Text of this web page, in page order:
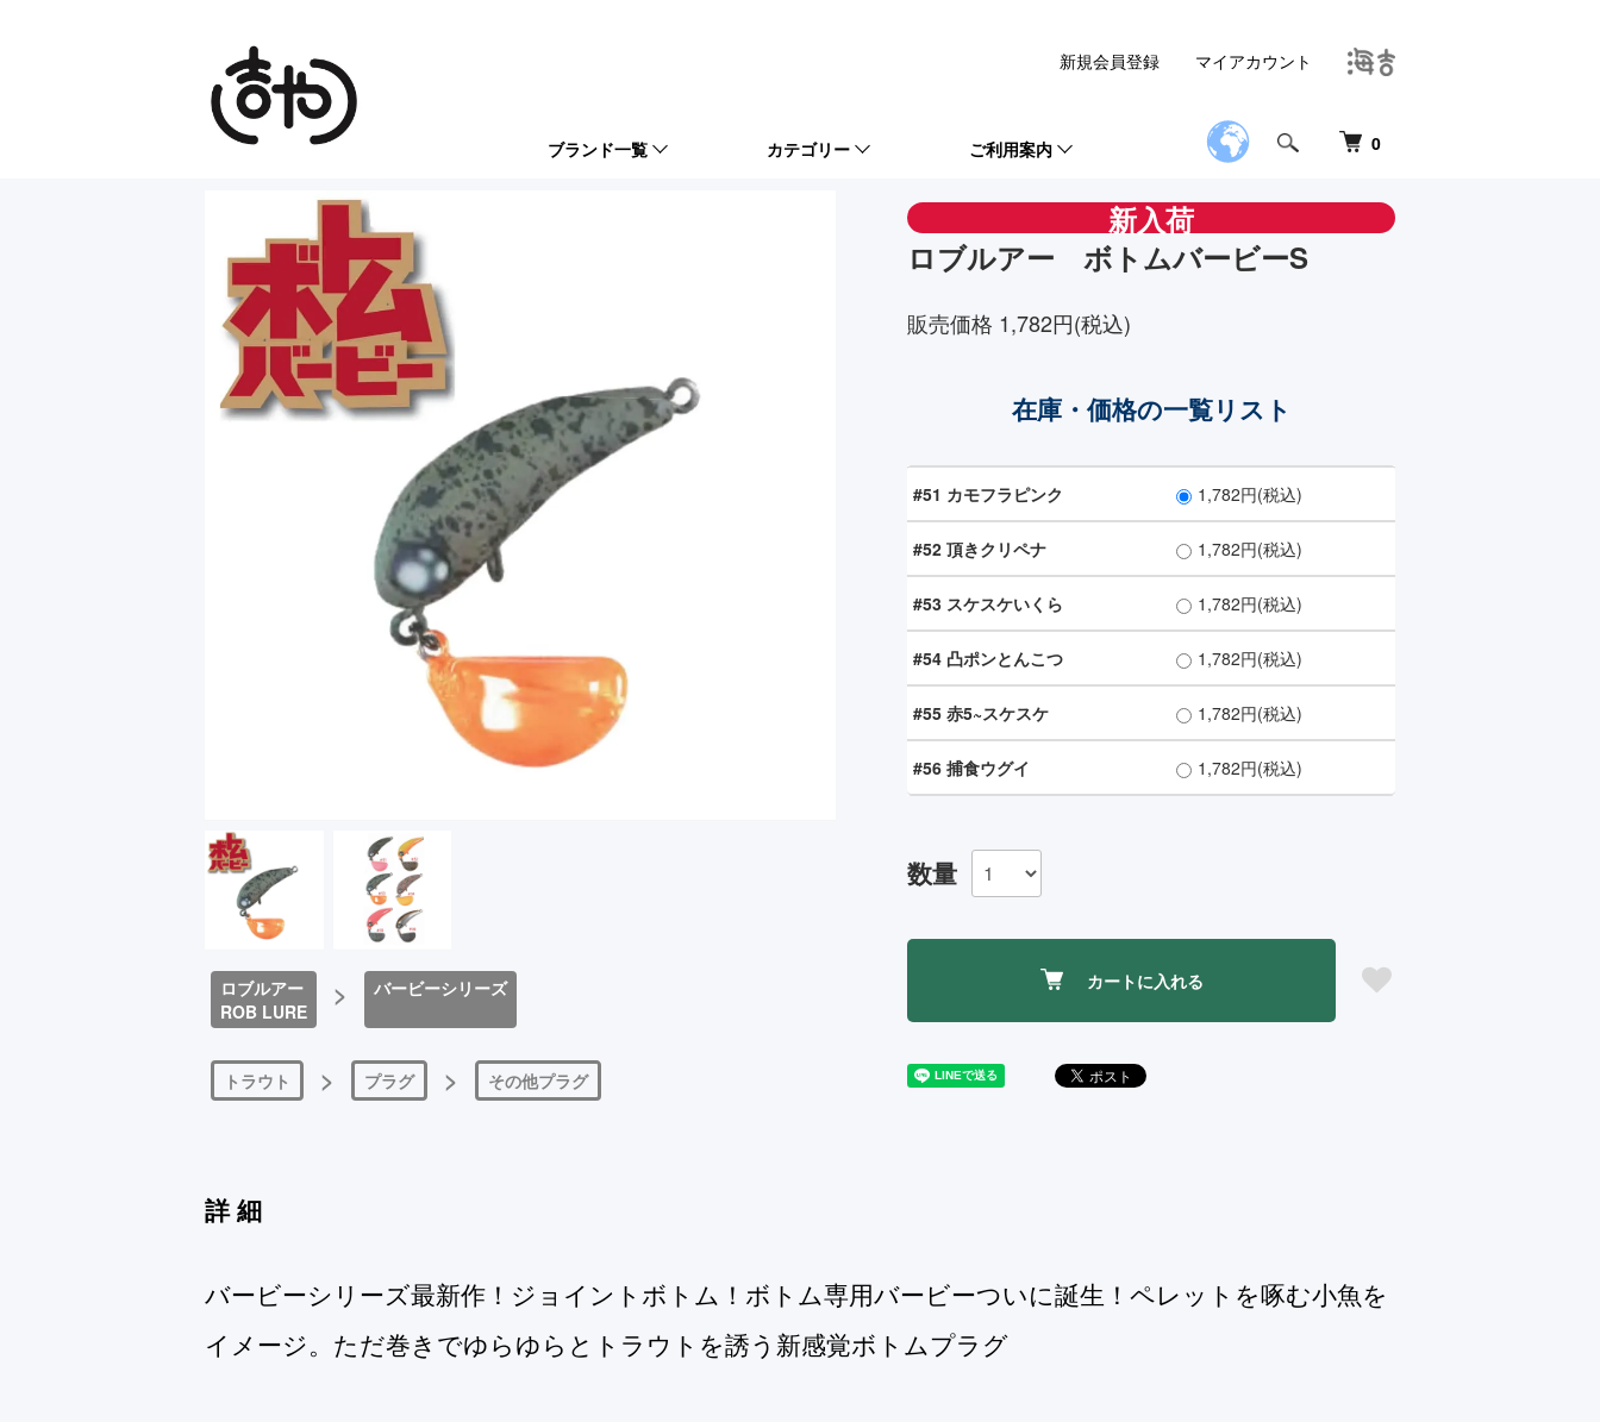
0
ブランド一覧 カテゴリー ご利用案内
新規会員登録 マイアカウント
ロブルアー
ROB LURE
> バービーシリーズ
トラウト > プラグ > その他プラグ
新入荷
ロブルアー ボトムバービーS
販売価格 1,782円(税込)
在庫・価格の一覧リスト
#51 カモフラピンク 1,782円(税込)
#52 頂きクリペナ 1,782円(税込)
#53 スケスケいくら 1,782円(税込)
#54 凸ポンとんこつ 1,782円(税込)
#55 赤5~スケスケ 1,782円(税込)
#56 捕食ウグイ 1,782円(税込)
数量
カートに入れる
詳細
バービーシリーズ最新作！ジョイントボトム！ボトム専用バービーついに誕生！ペレットを啄む小魚を
イメージ。ただ巻きでゆらゆらとトラウトを誘う新感覚ボトムプラグ